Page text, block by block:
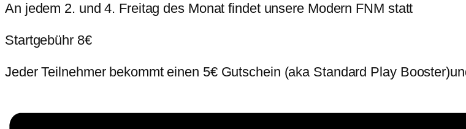
An jedem 2. und 4. Freitag des Monat findet unsere Modern FNM statt
Startgebühr 8€
Jeder Teilnehmer bekommt einen 5€ Gutschein (aka Standard Play